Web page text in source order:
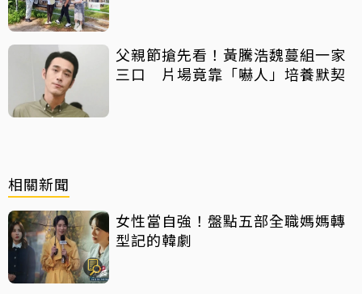
父親節搶先看！黃騰浩魏蔓組一家
三口 片場竟靠「嚇人」培養默契
相關新聞
女性當自強！盤點五部全職媽媽轉
型記的韓劇